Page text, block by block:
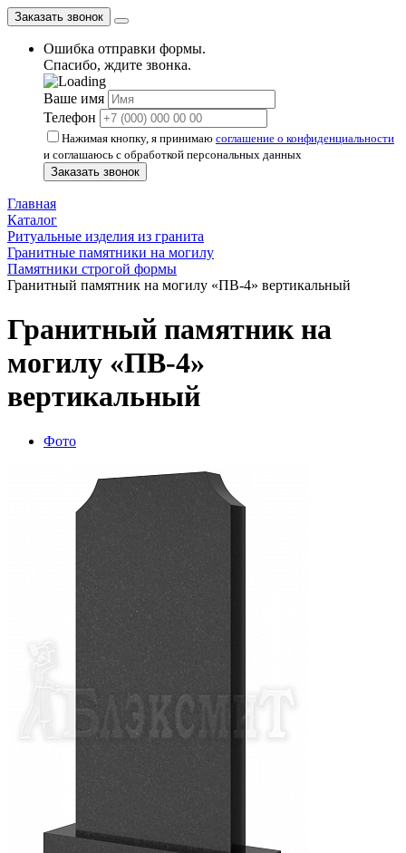
Заказать звонок
Ошибка отправки формы.
Спасибо, ждите звонка.
Ваше имя
Телефон
Нажимая кнопку, я принимаю соглашение о конфиденциальности
и соглашаюсь с обработкой персональных данных
Заказать звонок
Главная
Каталог
Ритуальные изделия из гранита
Гранитные памятники на могилу
Памятники строгой формы
Гранитный памятник на могилу «ПВ-4» вертикальный
Гранитный памятник на
могилу «ПВ-4»
вертикальный
Фото